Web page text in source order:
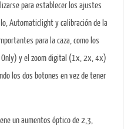
para establecer los ajustes
Automaticlight y calibración de la
para la caza, como los
Only) y el zoom digital (1x, 2x, 4x)
los dos botones en vez de tener
un aumentos óptico de 2,3,